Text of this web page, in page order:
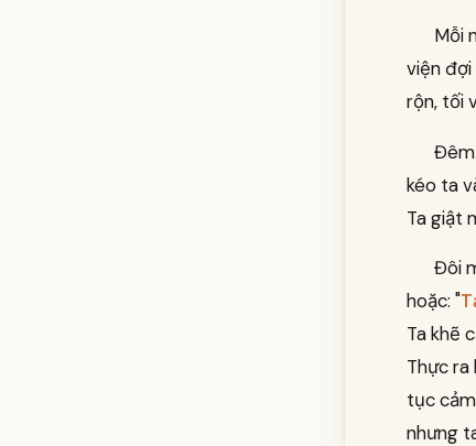
Mỗi
viện đợi
rộn, tối
Đêm
kéo ta
Ta giật
Đôi
hoặc: "
Ta khẽ
Thực ra
tục
nhưng